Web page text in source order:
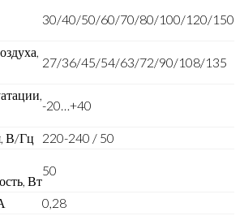
30/40/50/60/70/80/100/120/150
27/36/45/54/63/72/90/108/135
-20…+40
В/Гц
220-240 / 50
Вт
50
0,28